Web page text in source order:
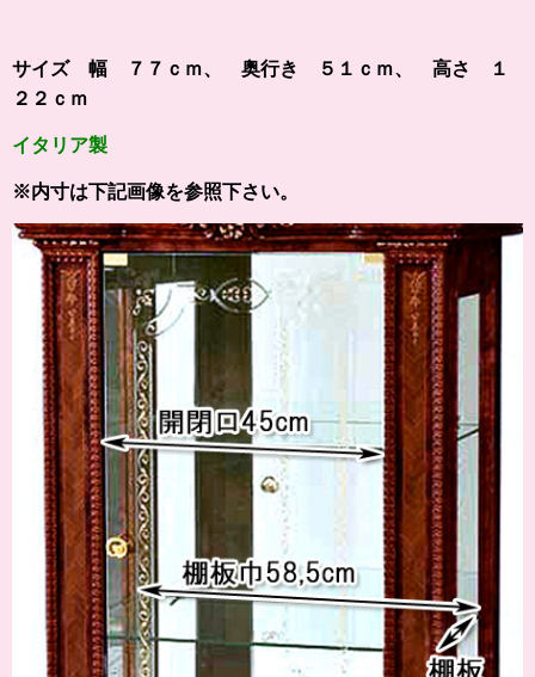
サイズ 幅 ７７ｃｍ、 奥行き ５１ｃｍ、 高さ １
２２ｃｍ
イタリア製
※内寸は下記画像を参照下さい。